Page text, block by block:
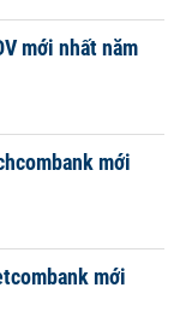
mới nhất năm
mới
mới